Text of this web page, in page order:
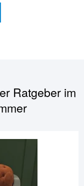
Ratgeber im